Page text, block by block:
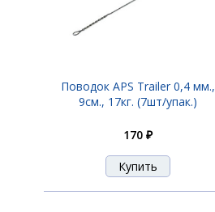
Поводок APS Trailer 0,4 мм.,
9см., 17кг. (7шт/упак.)
170 ₽